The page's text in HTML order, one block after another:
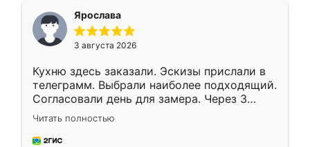
Ярослава
3 августа 2026
Кухню здесь заказали. Эскизы прислали в
телеграмм. Выбрали наиболее подходящий.
Согласовали день для замера. Через 3
недели кухня была уже готова. Остались
довольны работой. Спасибо Ренессанс
мебель за качественную работу!
Читать полностью